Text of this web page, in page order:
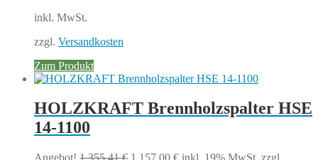
inkl. MwSt.
zzgl. Versandkosten
Zum Produkt
HOLZKRAFT Brennholzspalter HSE
14-1100
UrsprünglicherAktueller